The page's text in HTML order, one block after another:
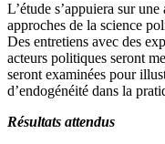
L’étude s’appuiera sur
approches de la science
Des entretiens avec des
acteurs politiques seront
seront examinées pour
d’endogénéité dans la
Résultats attendus